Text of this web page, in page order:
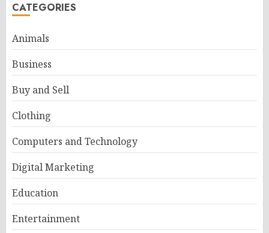
CATEGORIES
Animals
Business
Buy and Sell
Clothing
Computers and Technology
Digital Marketing
Education
Entertainment